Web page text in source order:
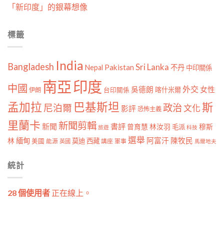
「新印度」的銀幕想像
標籤
Bangladesh India Nepal Pakistan Sri Lanka 不丹 中印關係
中國 伊朗 南亞印度 台印關係 吳德朗 喀什米爾外交 女性
孟加拉 尼泊爾 巴基斯坦 影評 恐怖主義 政治文化斯
里蘭卡 新聞 新聞剪輯 旅遊 書評 曾育慧 林汝羽 毛派 科技 穆斯
林 緬甸 美國 能源 英國 莫迪 西藏 講座 軍事 選舉 阿富汗 陳牧民 馬爾地夫
統計
28 個使用者 正在線上。